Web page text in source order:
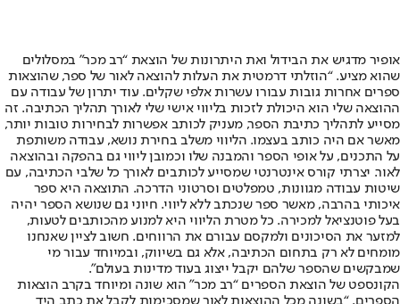
אופיר מדגיש את הבידול ואת היתרונות של הוצאת “רב מכר” במסלולים
שהוא מציע. “הוזלתי דרמטית את העלות להוצאה לאור של ספר, שהוצאות
ספרים אחרות גובות עבורו עשרות אלפי שקלים. עוד יתרון של עבודה עם
ההוצאה שלי הוא היכולת לזכות בליווי אישי שלי לאורך תהליך הכתיבה. זה
מסייע לתהליך כתיבת הספר, מעניק לכותב אפשרות לבחירות טובות יותר,
מאשר אם היה כותב בעצמו. הליווי משלב בחירת נושא, עבודה משותפת
על התכנים, על אופי הספר והמבנה שלו וכמובן ליווי גם בהפקה ובהוצאה
לאור. יצרתי קורס אינטרנטי שמסייע לכותבים לאורך כל שלבי הכתיבה, עם
שיטות עבודה מגוונות, טמפלטים וסרטוני הדרכה. התוצאה היא ספר
איכותי בהרבה, מאשר ספר שנכתב ללא ליווי. חיוני גם שנושא הספר יהיה
בעל פוטנציאל למכירה. כל מטרת הליווי היא למנוע מהכותבים לטעות,
למזער את הסיכונים ולמקסם עבורם את הרווחים. חשוב לציין שאנחנו
מומחים לא רק בתחום הכתיבה, אלא גם בשיווק, ובמיוחד עבור מי
שמבקשים שהספר שלהם יקבל ייצוג בעוד מדינות בעולם”.
הקונספט של הוצאת הספרים “רב מכר” הוא שונה ומיוחד בקרב הוצאות